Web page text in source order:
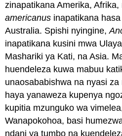
zinapatikana Amerika,
americanus inapatikana
Australia. Spishi nyingine,
inapatikana kusini mwa
Mashariki ya Kati, na Asia.
huendeleza kuwa mabuu
unaosababishwa na nyasi
haya yanaweza kupenya
kupitia mzunguko wa
Wanapokohoa, basi
ndani ya tumbo na